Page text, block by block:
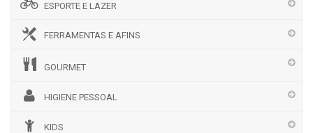
ESPORTE E LAZER
FERRAMENTAS E AFINS
GOURMET
HIGIENE PESSOAL
KIDS